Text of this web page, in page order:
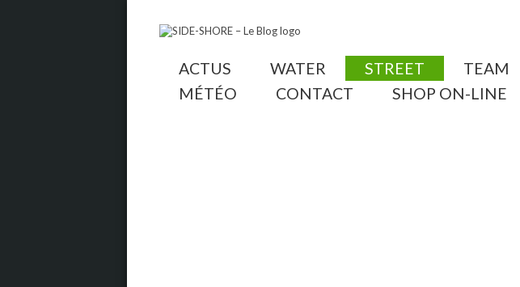
ACTUS WATER STREET
TEAM
MÉTÉO
CONTACT SHOP ON-LINE